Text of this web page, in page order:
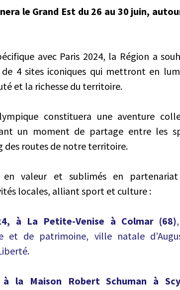
le Grand Est du 26 au 30 juin,
avec Paris 2024, la Région a
4 sites iconiques qui mettront en
et la richesse du territoire.
constituera une aventure
un moment de partage entre les
routes de notre territoire.
en valeur et sublimés en
locales, alliant sport et culture :
à La Petite-Venise à Colmar (68)
et de patrimoine, ville natale
la Maison Robert Schuman à